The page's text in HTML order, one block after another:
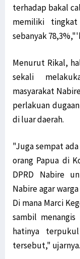
terhadap bakal
memiliki
sebanyak
Menurut Rikal,
sekali
masyarakat
perlakuan
di luar daerah.
"Juga sempat
orang Papua di
DPRD Nabire
Nabire agar
Di mana Marci
sambil menangis
hatinya
tersebut," ujarnya.